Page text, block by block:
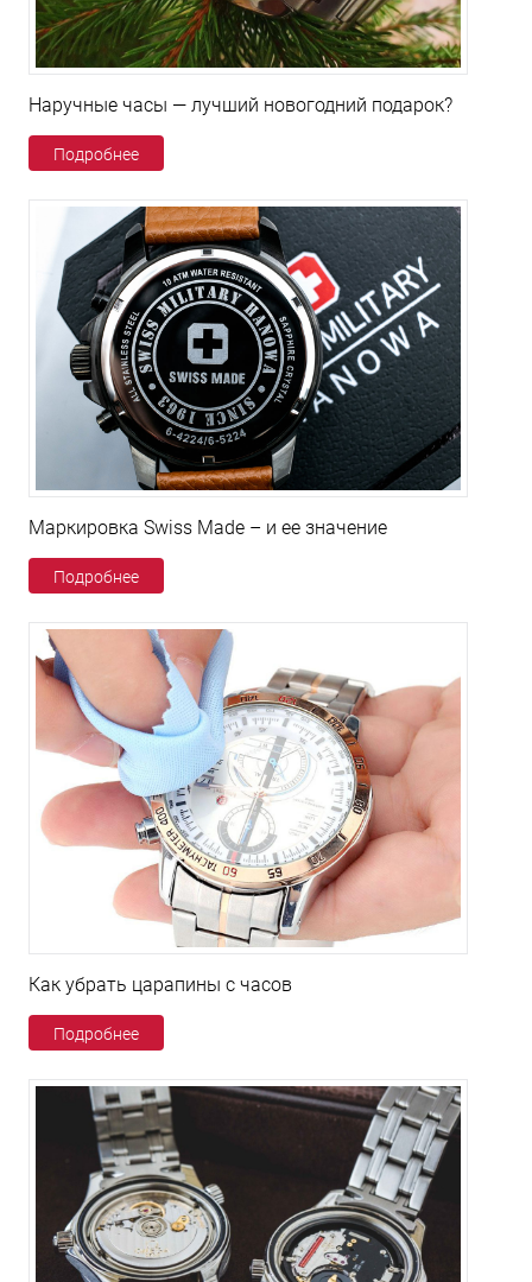
Наручные часы — лучший новогодний подарок?
Подробнее
Маркировка Swiss Made – и ее значение
Подробнее
Как убрать царапины с часов
Подробнее